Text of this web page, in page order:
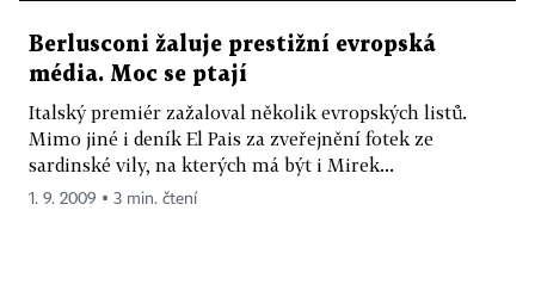
Berlusconi žaluje prestižní evropská
média. Moc se ptají
Italský premiér zažaloval několik evropských listů.
Mimo jiné i deník El Pais za zveřejnění fotek ze
sardinské vily, na kterých má být i Mirek...
1. 9. 2009 ▪ 3 min. čtení